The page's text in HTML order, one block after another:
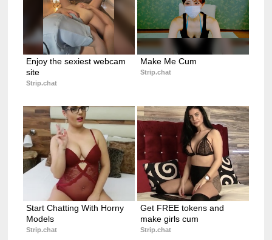
Enjoy the sexiest webcam
site
Strip.chat
Make Me Cum
Strip.chat
Start Chatting With Horny
Models
Strip.chat
Get FREE tokens and
make girls cum
Strip.chat